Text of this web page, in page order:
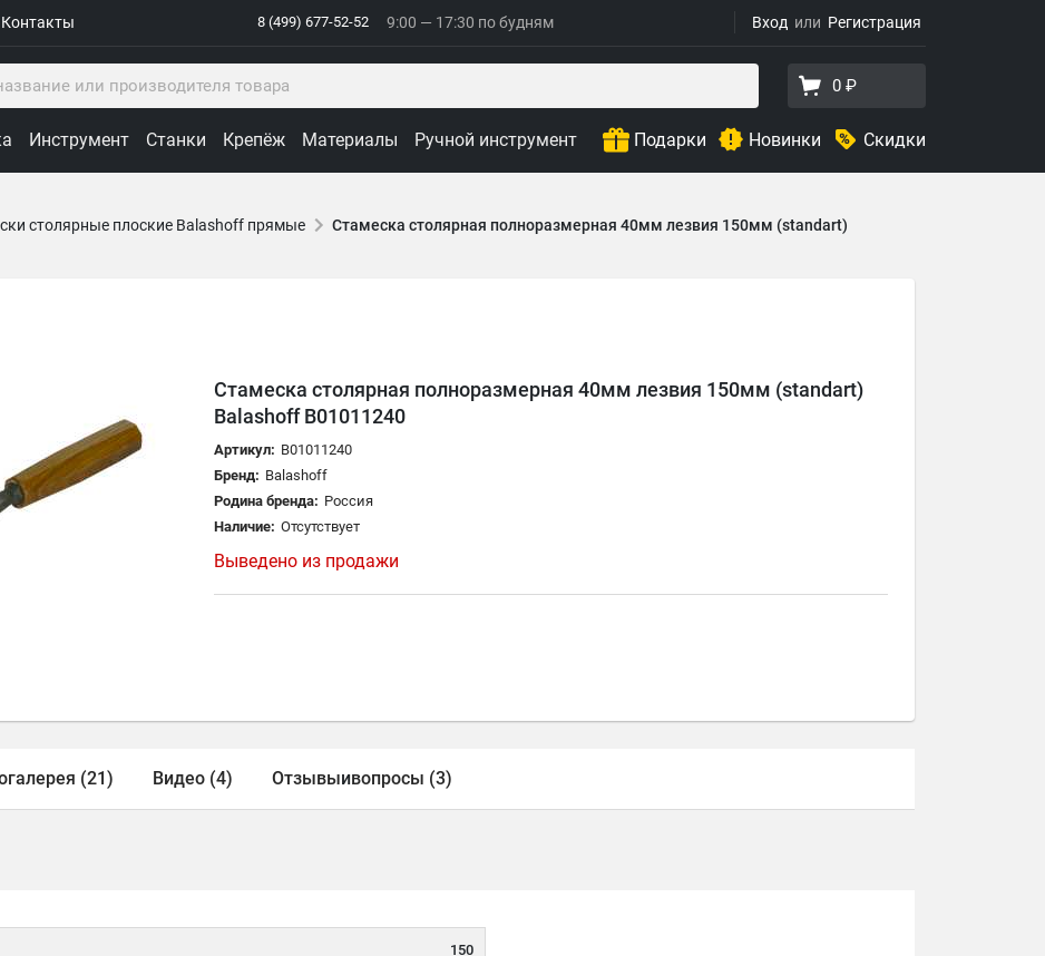
Контакты Вход Регистрация
8 (499) 677-52-52 9:00 — 17:30 по будням
0 ₽
Инструмент Станки Крепёж Материалы Ручной инструмент Подарки Новинки Скидки
столярные плоские Balashoff прямые Стамеска столярная полноразмерная 40мм лезвия 150мм (standart)
Стамеска столярная полноразмерная 40мм лезвия 150мм (standart)
Balashoff B01011240
Артикул: B01011240
Бренд: Balashoff
Родина бренда: Россия
Наличие: Отсутствует
Выведено из продажи
(21) Видео (4) Отзывыивопросы (3)
150